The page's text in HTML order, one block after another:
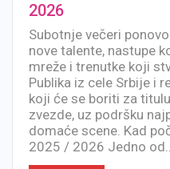
2026
Subotnje večeri
nove talente, nastupe
mreže i trenutke koji
Publika iz cele Srbije i
koji će se boriti za
zvezde, uz podršku
domaće scene. Kad
2025 / 2026 Jedno